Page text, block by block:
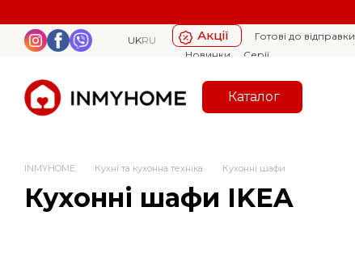
UKRU Акції Готові до відправки
Новинки
Серії
Каталог
INMYHOME Кухні та кухонна техніка Кухонні шафи
Кухонні шафи IKEA